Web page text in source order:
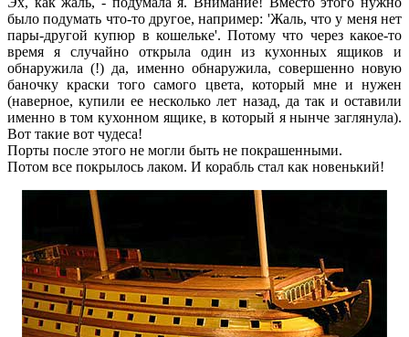
было подумать что-то другое, например: 'Жаль, что у меня нет
пары-другой купюр в кошельке'. Потому что через какое-то
время я случайно открыла один из кухонных ящиков и
обнаружила (!) да, именно обнаружила, совершенно новую
баночку краски того самого цвета, который мне и нужен
(наверное, купили ее несколько лет назад, да так и оставили
именно в том кухонном ящике, в который я нынче заглянула).
Вот такие вот чудеса!
Порты после этого не могли быть не покрашенными.
Потом все покрылось лаком. И корабль стал как новенький!